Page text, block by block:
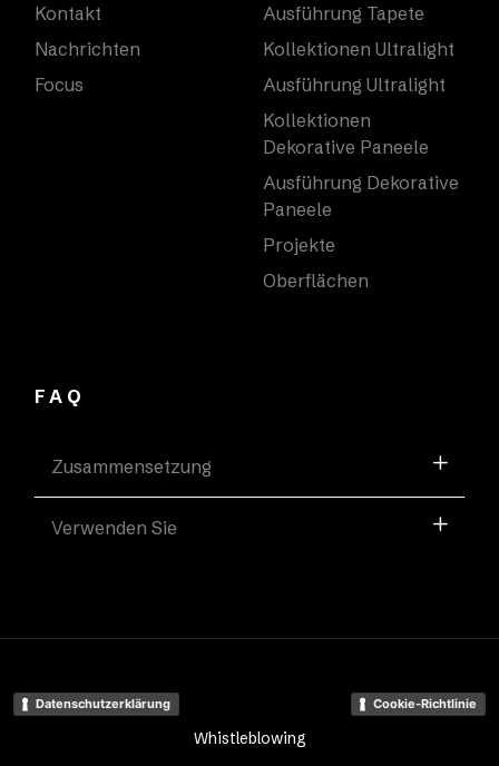
Kontakt
Nachrichten
Focus
Ausführung Tapete
Kollektionen Ultralight
Ausführung Ultralight
Kollektionen
Dekorative Paneele
Ausführung Dekorative
Paneele
Projekte
Oberflächen
FAQ
Zusammensetzung
Verwenden Sie
Datenschutzerklärung Cookie-Richtlinie
Whistleblowing